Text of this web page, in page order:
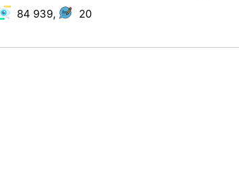
84 939, 20